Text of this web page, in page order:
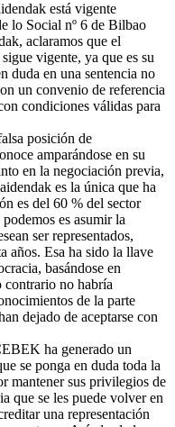
está vigente
lo Social nº 6 de Bilbao
aclaramos que el
vigente, ya que es su
duda en una sentencia no
un convenio de referencia
condiciones válidas para
posición de
amparándose en su
en la negociación previa,
es la única que ha
es del 60 % del sector
es asumir la
ser representados,
años. Esa ha sido la llave
basándose en
contrario no habría
de la parte
dejado de aceptarse con
ha generado un
se ponga en duda toda la
mantener sus privilegios de
que se les puede volver en
una representación